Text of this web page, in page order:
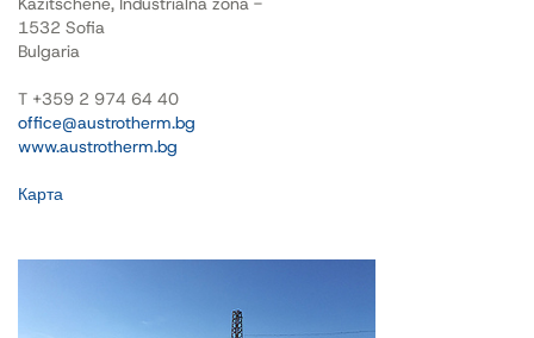
1532 Sofia
Bulgaria
T +359 2 974 64 40
office@austrotherm.bg
www.austrotherm.bg
Карта